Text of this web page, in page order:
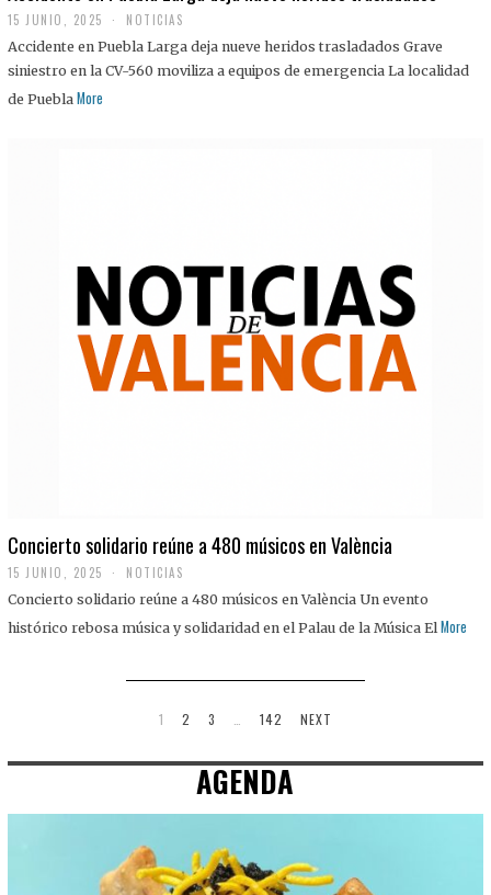
15 JUNIO, 2025 NOTICIAS
Accidente en Puebla Larga deja nueve heridos trasladados Grave
siniestro en la CV-560 moviliza a equipos de emergencia La localidad
de Puebla More
Concierto solidario reúne a 480 músicos en València
15 JUNIO, 2025 NOTICIAS
Concierto solidario reúne a 480 músicos en València Un evento
histórico rebosa música y solidaridad en el Palau de la Música El More
1 2 3 142 NEXT
AGENDA